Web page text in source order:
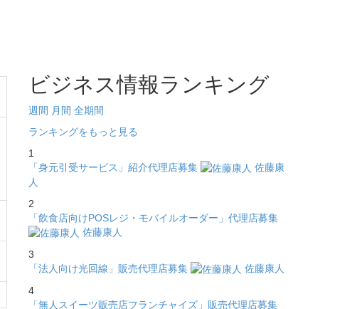
ビジネス情報ランキング
週間 月間 全期間
ランキングをもっと見る
1
「身元引受サービス」紹介代理店募集
佐藤康
人
2
「飲食店向けPOSレジ・モバイルオーダー」代理店募集
佐藤康人
3
「法人向け光回線」販売代理店募集
佐藤康人
4
「無人スイーツ販売店フランチャイズ」販売代理店募集